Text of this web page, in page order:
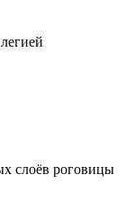
слоёв роговицы